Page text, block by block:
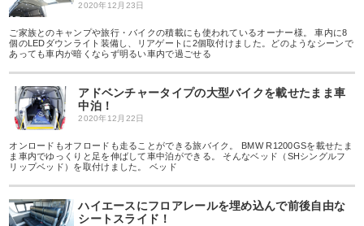
2020年12月23日
ご家族とのキャンプや旅行・バイクの積載にも使われているオーナー様。 車内に8
個のLEDダウンライト装備し、リアゲートに2個取付けました。どのようなシーンで
あっても車内が暗くならず明るい車内で過ごせる
アドベンチャータイプの大型バイクを載せたまま車
中泊！
2020年12月22日
オンロードもオフロードも走ることができる旅バイク。 BMW R1200GSを載せたま
ま車内でゆっくりと足を伸ばして車中泊ができる。 そんなベッド（SHシングルフ
リップベッド）を取付けました。 ベッド
ハイエースにフロアレールを埋め込んで前後自由な
シートスライド！